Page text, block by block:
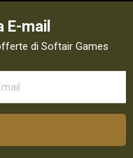
mail
di Softair Games